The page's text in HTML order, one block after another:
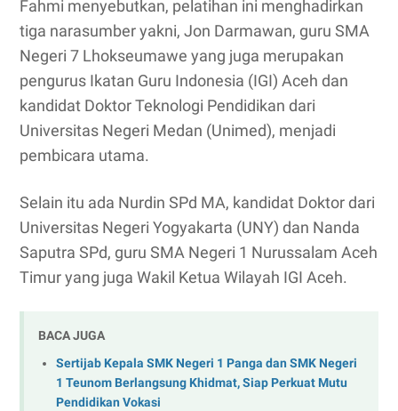
Fahmi menyebutkan, pelatihan ini menghadirkan
tiga narasumber yakni, Jon Darmawan, guru SMA
Negeri 7 Lhokseumawe yang juga merupakan
pengurus Ikatan Guru Indonesia (IGI) Aceh dan
kandidat Doktor Teknologi Pendidikan dari
Universitas Negeri Medan (Unimed), menjadi
pembicara utama.
Selain itu ada Nurdin SPd MA, kandidat Doktor dari
Universitas Negeri Yogyakarta (UNY) dan Nanda
Saputra SPd, guru SMA Negeri 1 Nurussalam Aceh
Timur yang juga Wakil Ketua Wilayah IGI Aceh.
BACA JUGA
Sertijab Kepala SMK Negeri 1 Panga dan SMK Negeri
1 Teunom Berlangsung Khidmat, Siap Perkuat Mutu
Pendidikan Vokasi